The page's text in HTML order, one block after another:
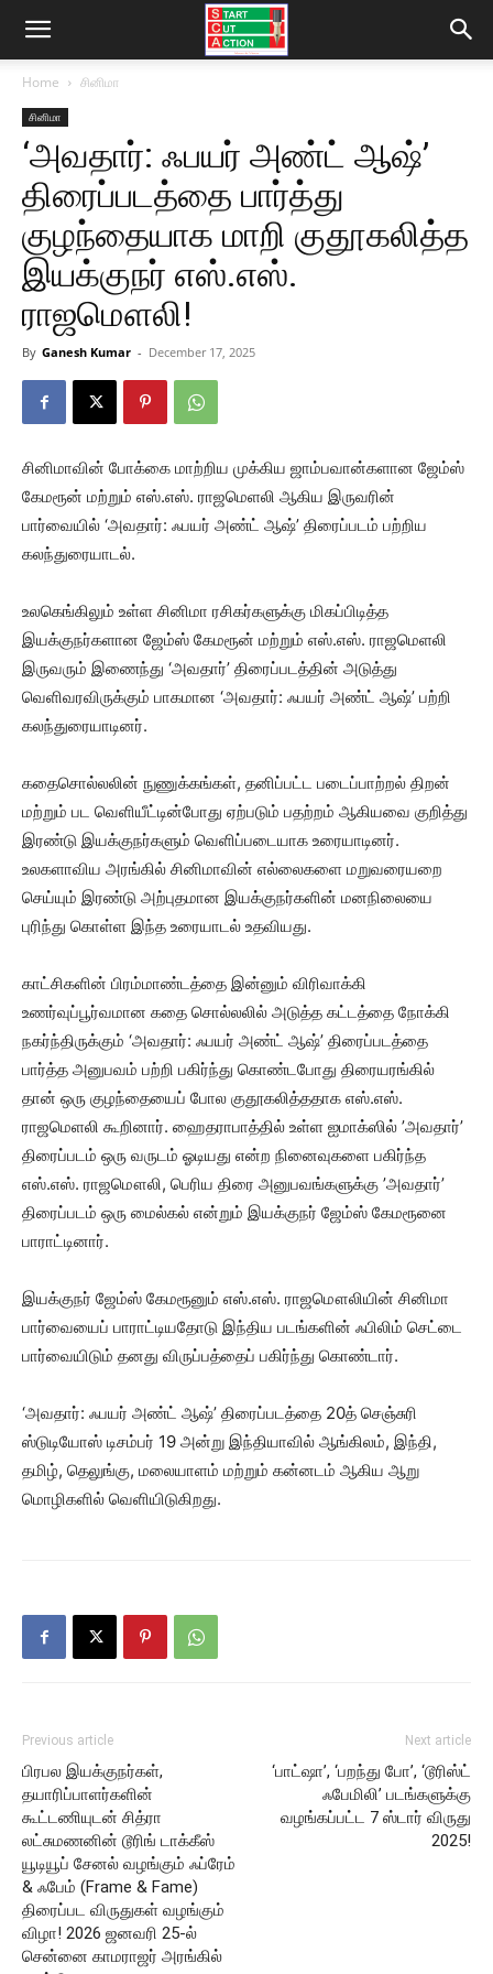
Home சினிமா
சினிமா
‘அவதார்: ஃபயர் அண்ட் ஆஷ்’
திரைப்படத்தை பார்த்து
குழந்தையாக மாறி குதூகலித்த
இயக்குநர் எஸ்.எஸ்.
ராஜமௌலி!
By Ganesh Kumar - December 17, 2025
சினிமாவின் போக்கை மாற்றிய முக்கிய ஜாம்பவான்களான ஜேம்ஸ்
கேமரூன் மற்றும் எஸ்.எஸ். ராஜமெளலி ஆகிய இருவரின்
பார்வையில் ‘அவதார்: ஃபயர் அண்ட் ஆஷ்’ திரைப்படம் பற்றிய
கலந்துரையாடல்.
உலகெங்கிலும் உள்ள சினிமா ரசிகர்களுக்கு மிகப்பிடித்த
இயக்குநர்களான ஜேம்ஸ் கேமரூன் மற்றும் எஸ்.எஸ். ராஜமெளலி
இருவரும் இணைந்து ‘அவதார்’ திரைப்படத்தின் அடுத்து
வெளிவரவிருக்கும் பாகமான ‘அவதார்: ஃபயர் அண்ட் ஆஷ்’ பற்றி
கலந்துரையாடினர்.
கதைசொல்லலின் நுணுக்கங்கள், தனிப்பட்ட படைப்பாற்றல் திறன்
மற்றும் பட வெளியீட்டின்போது ஏற்படும் பதற்றம் ஆகியவை குறித்து
இரண்டு இயக்குநர்களும் வெளிப்படையாக உரையாடினர்.
உலகளாவிய அரங்கில் சினிமாவின் எல்லைகளை மறுவரையறை
செய்யும் இரண்டு அற்புதமான இயக்குநர்களின் மனநிலையை
புரிந்து கொள்ள இந்த உரையாடல் உதவியது.
காட்சிகளின் பிரம்மாண்டத்தை இன்னும் விரிவாக்கி
உணர்வுப்பூர்வமான கதை சொல்லலில் அடுத்த கட்டத்தை நோக்கி
நகர்ந்திருக்கும் ‘அவதார்: ஃபயர் அண்ட் ஆஷ்’ திரைப்படத்தை
பார்த்த அனுபவம் பற்றி பகிர்ந்து கொண்டபோது திரையரங்கில்
தான் ஒரு குழந்தையைப் போல குதூகலித்ததாக எஸ்.எஸ்.
ராஜமெளலி கூறினார். ஹைதராபாத்தில் உள்ள ஐமாக்ஸில் ’அவதார்’
திரைப்படம் ஒரு வருடம் ஓடியது என்ற நினைவுகளை பகிர்ந்த
எஸ்.எஸ். ராஜமௌலி, பெரிய திரை அனுபவங்களுக்கு ’அவதார்’
திரைப்படம் ஒரு மைல்கல் என்றும் இயக்குநர் ஜேம்ஸ் கேமரூனை
பாராட்டினார்.
இயக்குநர் ஜேம்ஸ் கேமரூனும் எஸ்.எஸ். ராஜமௌலியின் சினிமா
பார்வையைப் பாராட்டியதோடு இந்திய படங்களின் ஃபிலிம் செட்டை
பார்வையிடும் தனது விருப்பத்தைப் பகிர்ந்து கொண்டார்.
‘அவதார்: ஃபயர் அண்ட் ஆஷ்’ திரைப்படத்தை 20த் செஞ்சுரி
ஸ்டுடியோஸ் டிசம்பர் 19 அன்று இந்தியாவில் ஆங்கிலம், இந்தி,
தமிழ், தெலுங்கு, மலையாளம் மற்றும் கன்னடம் ஆகிய ஆறு
மொழிகளில் வெளியிடுகிறது.
Previous article
பிரபல இயக்குநர்கள்,
தயாரிப்பாளர்களின்
கூட்டணியுடன் சித்ரா
லட்சுமணனின் டூரிங் டாக்கீஸ்
யூடியூப் சேனல் வழங்கும் ஃப்ரேம்
& ஃபேம் (Frame & Fame)
திரைப்பட விருதுகள் வழங்கும்
விழா! 2026 ஜனவரி 25-ல்
சென்னை காமராஜர் அரங்கில்
Next article
‘பாட்ஷா’, ‘பறந்து போ’, ‘டூரிஸ்ட்
ஃபேமிலி’ படங்களுக்கு
வழங்கப்பட்ட 7 ஸ்டார் விருது
2025!